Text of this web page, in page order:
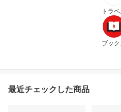
トラ
ブック
最近チェックした商品